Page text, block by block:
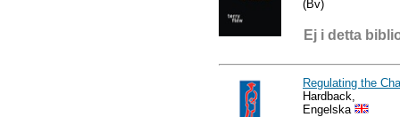
(Bv)
Ej i detta
Regulating the
Hardback,
Engelska